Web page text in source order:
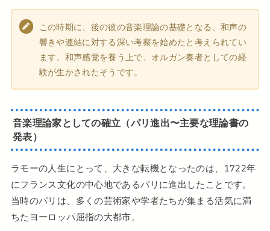
この時期に、後の彼の音楽理論の基礎となる、和声の
響きや連結に対する深い考察を始めたと考えられてい
ます。和声感覚を養う上で、オルガン奏者としての経
験が生かされたそうです。
音楽理論家としての確立（パリ進出〜主要な理論書の
発表）
ラモーの人生にとって、大きな転機となったのは、1722年
にフランス文化の中心地であるパリに進出したことです。
当時のパリは、多くの芸術家や学者たちが集まる活気に満
ちたヨーロッパ屈指の大都市。